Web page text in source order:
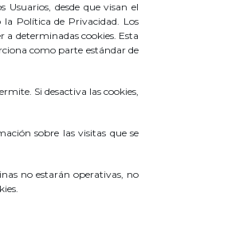
desde que visan el
Política de Privacidad. Los
determinadas cookies. Esta
como parte estándar de
Si desactiva las cookies,
sobre las visitas que se
no estarán operativas, no